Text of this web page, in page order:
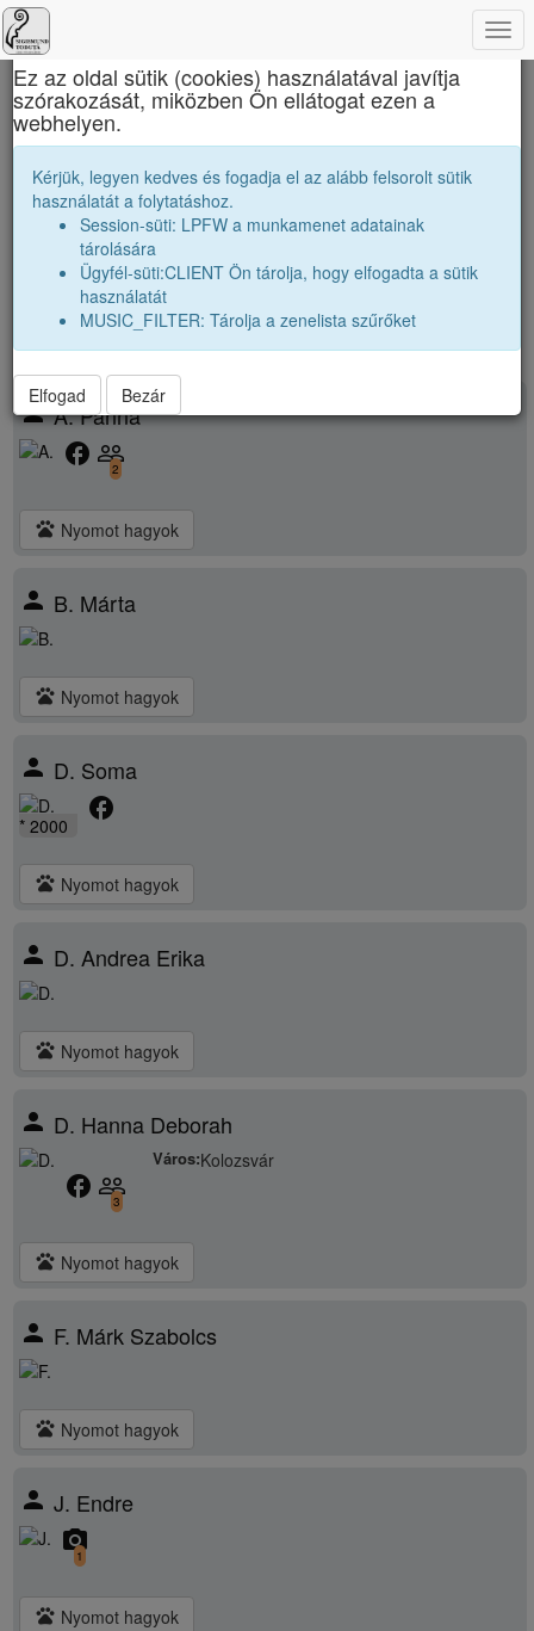
Sigismund Toduță Zenei Főgimnázium
2019 12B Osztályfőnök: M. Júlia
Névsor bővítése új véndiákkal
Véndiákok száma:19
nagyobbak |2018 12B
kissebbek |2020 12A|2020 12B|
personA. Panna
facebook people_outline
2
pets Nyomot hagyok
person B. Márta
pets Nyomot hagyok
person D. Soma
* 2000
facebook
pets Nyomot hagyok
person D. Andrea Erika
pets Nyomot hagyok
person D. Hanna Deborah
Város:Kolozsvár
facebook people_outline
3
pets Nyomot hagyok
person F. Márk Szabolcs
pets Nyomot hagyok
person J. Endre
camera_alt
1
pets Nyomot hagyok
×
Ez az oldal sütik (cookies) használatával javítja
szórakozását, miközben Ön ellátogat ezen a
webhelyen.
Kérjük, legyen kedves és fogadja el az alább felsorolt sütik
használatát a folytatáshoz.
Session-süti: LPFW a munkamenet adatainak
tárolására
Ügyfél-süti:CLIENT Ön tárolja, hogy elfogadta a sütik
használatát
MUSIC_FILTER: Tárolja a zenelista szűrőket
Elfogad Bezár